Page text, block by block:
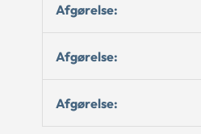
Afgørelse:
Afgørelse:
Afgørelse: